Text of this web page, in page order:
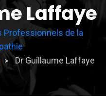
Laffaye
Professionnels de la
> Dr Guillaume Laffaye